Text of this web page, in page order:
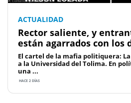
ACTUALIDAD
Rector saliente, y
están agarrados con los
El cartel de la mafia politiquera:
a la Universidad del Tolima. En
una ...
HACE 2 DÍAS